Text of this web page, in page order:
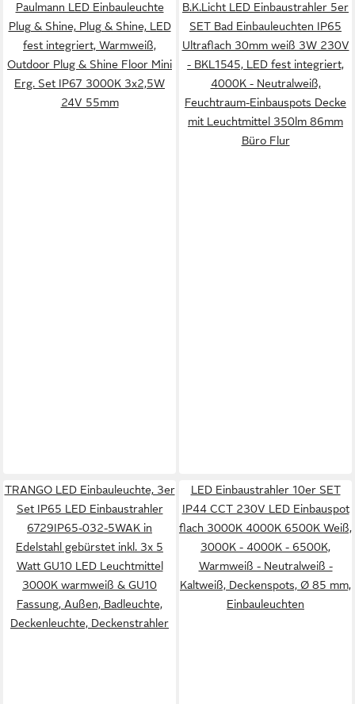
Paulmann LED Einbauleuchte
Plug & Shine, Plug & Shine, LED
fest integriert, Warmweiß,
Outdoor Plug & Shine Floor Mini
Erg. Set IP67 3000K 3x2,5W
24V 55mm
B.K.Licht LED Einbaustrahler 5er
SET Bad Einbauleuchten IP65
Ultraflach 30mm weiß 3W 230V
- BKL1545, LED fest integriert,
4000K - Neutralweiß,
Feuchtraum-Einbauspots Decke
mit Leuchtmittel 350lm 86mm
Büro Flur
TRANGO LED Einbauleuchte, 3er
Set IP65 LED Einbaustrahler
6729IP65-032-5WAK in
Edelstahl gebürstet inkl. 3x 5
Watt GU10 LED Leuchtmittel
3000K warmweiß & GU10
Fassung, Außen, Badleuchte,
Deckenleuchte, Deckenstrahler
LED Einbaustrahler 10er SET
IP44 CCT 230V LED Einbauspot
flach 3000K 4000K 6500K Weiß,
3000K - 4000K - 6500K,
Warmweiß - Neutralweiß -
Kaltweiß, Deckenspots, Ø 85 mm,
Einbauleuchten